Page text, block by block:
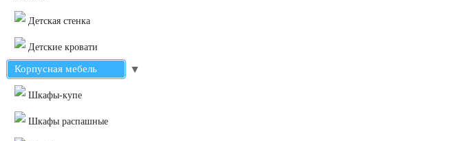
Детская стенка
Детские кровати
Корпусная мебель ▼
Шкафы-купе
Шкафы распашные